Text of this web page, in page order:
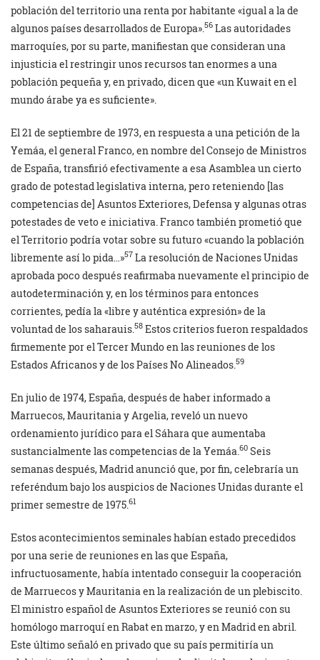
población del territorio una renta por habitante «igual a la de
algunos países desarrollados de Europa». 56 Las autoridades
marroquíes, por su parte, manifiestan que consideran una
injusticia el restringir unos recursos tan enormes a una
población pequeña y, en privado, dicen que «un Kuwait en el
mundo árabe ya es suficiente».
El 21 de septiembre de 1973, en respuesta a una petición de la
Yemáa, el general Franco, en nombre del Consejo de Ministros
de España, transfirió efectivamente a esa Asamblea un cierto
grado de potestad legislativa interna, pero reteniendo [las
competencias de] Asuntos Exteriores, Defensa y algunas otras
potestades de veto e iniciativa. Franco también prometió que
el Territorio podría votar sobre su futuro «cuando la población
libremente así lo pida…»57 La resolución de Naciones Unidas
aprobada poco después reafirmaba nuevamente el principio de
autodeterminación y, en los términos para entonces
corrientes, pedía la «libre y auténtica expresión» de la
voluntad de los saharauis. 58 Estos criterios fueron respaldados
firmemente por el Tercer Mundo en las reuniones de los
Estados Africanos y de los Países No Alineados. 59
En julio de 1974, España, después de haber informado a
Marruecos, Mauritania y Argelia, reveló un nuevo
ordenamiento jurídico para el Sáhara que aumentaba
sustancialmente las competencias de la Yemáa. 60 Seis
semanas después, Madrid anunció que, por fin, celebraría un
referéndum bajo los auspicios de Naciones Unidas durante el
primer semestre de 1975. 61
Estos acontecimientos seminales habían estado precedidos
por una serie de reuniones en las que España,
infructuosamente, había intentado conseguir la cooperación
de Marruecos y Mauritania en la realización de un plebiscito.
El ministro español de Asuntos Exteriores se reunió con su
homólogo marroquí en Rabat en marzo, y en Madrid en abril.
Este último señaló en privado que su país permitiría un